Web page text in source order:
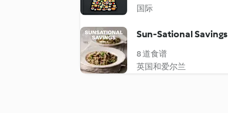
国际
Sun-Sational Savings
8 道食谱
英国和爱尔兰